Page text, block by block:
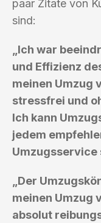
paar Zitate von
sind:
„Ich war
und Effizienz
meinen Umzug
stressfrei und
Ich kann
jedem
Umzugsservice
„Der
meinen Umzug
absolut